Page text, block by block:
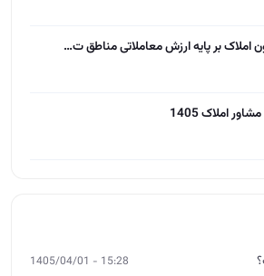
املاک بر پایه ارزش معاملاتی مناطق ت…
املاک 1405
15:28 - 1405/04/01